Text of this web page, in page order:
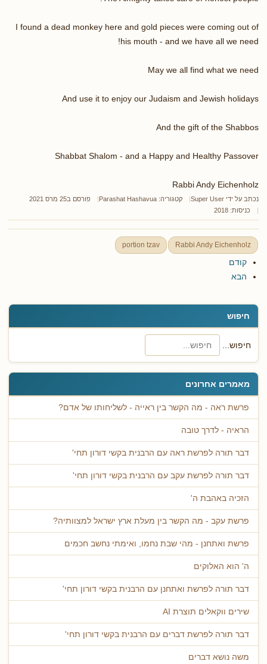
חיפוש
חיפוש...
מאמרים אחרונים
פרשת ראה - מה הקשר בין ראייה - לשליחותו של אדם?
הראיה - לדרך טובה
דבר תורה לפרשת ראה עם הרבנית בקשי דורון תחי'
דבר תורה לפרשת עקב עם הרבנית בקשי דורון תחי'
הזכיה באהבת ה'
פרשת עקב - מה הקשר בין מעלת ארץ ישראל למצוותיה?
פרשת ואתחנן - מהי שבת נחמו, ואימתי נחשב חכמים
ה' הוא האלוקים
דבר תורה לפרשת ואתחנן עם הרבנית בקשי דורון תחי'
שירים ווקאלים תוצרת AI
דבר תורה לפרשת דברים עם הרבנית בקשי דורון תחי'
משה נושא דברים
I found a dead monkey here and gold pieces were coming out of
his mouth - and we have all we need!
May we all find what we need
And use it to enjoy our Judaism and Jewish holidays
And the gift of the Shabbos
Shabbat Shalom - and a Happy and Healthy Passover
Rabbi Andy Eichenholz
נכתב על ידי Super User קטגוריה: Parashat Hashavua
פורסם ב25 מרס 2021
כניסות: 2018
Rabbi Andy Eichenholz
portion tzav
קודם
הבא